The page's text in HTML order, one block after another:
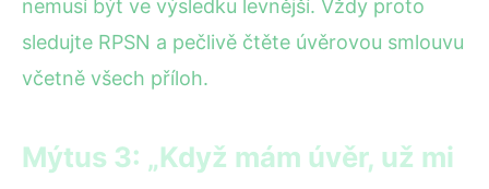
nemusí být ve výsledku levnější. Vždy proto
sledujte RPSN a pečlivě čtěte úvěrovou smlouvu
včetně všech příloh.
Mýtus 3: „Když mám úvěr, už mi